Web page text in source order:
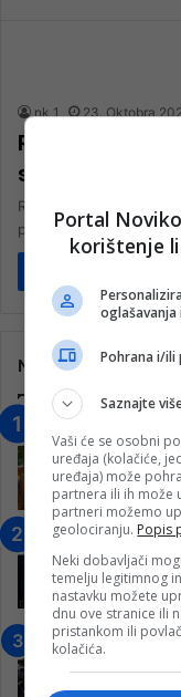
nk 1 23. Oktobra
Rezultati 11.
slavio protiv
Rezultati, 11. kolo
postignuto 36 golova.
Najčitanije
–
25
Portal
korištenje
oglašavanja
Pohrana i/ili
Saznajte
Vaši će se osobni
uređaja (kolačiće,
uređaja) može
partnera ili ih može
partneri možemo
geolociranju. Popis
Neki dobavljači
temelju legitimnog
nastavku možete
dnu ove stranice ili
pristankom ili
kolačića.